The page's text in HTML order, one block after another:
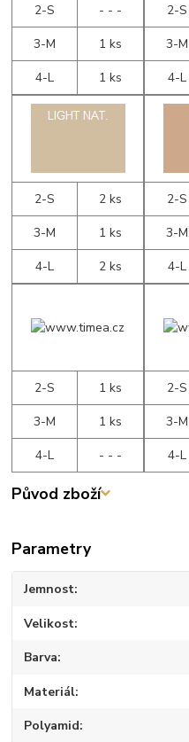
2-S
- - -
3-M
1 ks
4-L
1 ks
2-S
3-M
4-L
2-S
2 ks
3-M
1 ks
4-L
2 ks
2-S
3-M
4-L
2-S
1 ks
3-M
1 ks
4-L
- - -
2-S
3-M
4-L
Původ zboží
Parametry
Jemnost
Velikost
Barva
Materiál
Polyamid